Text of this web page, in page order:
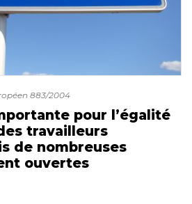
883/2004
pour l’égalité
travailleurs
de nombreuses
ouvertes